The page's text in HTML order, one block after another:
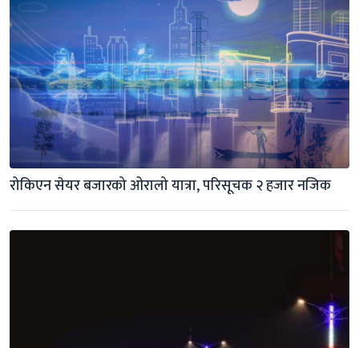
रोकिएन सेयर बजारको ओरालो यात्रा, परिसूचक २ हजार नजिक